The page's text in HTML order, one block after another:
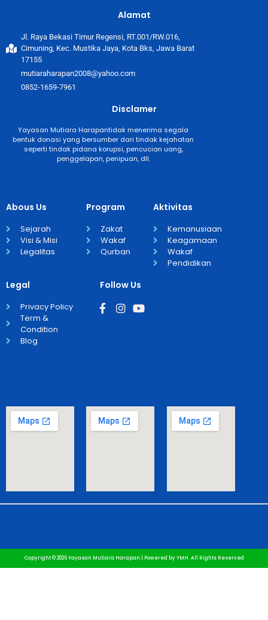
Alamat
Jl. Raya Bekasi Timur Regensi, RT.001/RW.016,
Cimuning, Kec. Mustika Jaya, Kota Bks, Jawa Barat
17155
mutiaraharapan2008@yahoo.com
0852-1659-7961
Disclamer
Yayasan Mutiara Harapantidak menerima segala
bentuk donasi yang bersumber dari tindak kejahatan
seperti tindak pidana korupsi, pencucian uang,
penggelapan, penipuan, dll.
Abous Us
Sejarah
Visi & Misi
Legalitas
Program
Zakat
Wakaf
Qurban
Aktivitas
Kemanusiaan
Keagamaan
Wakaf
Pendidikan
Legal
Privacy Policy
Term &
Condition
Blog
Follow Us
Copyright © 2026 Yayasan Mutiara Harapan | Powered by YMH. All Rights Reserved